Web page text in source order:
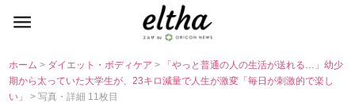
ホーム> ダイエット・ボディケア>
「やっと普通の人の生活が送れる…」幼少
期から太っていた大学生が、23キロ減量で人生が激変「毎日が刺激的で楽し
い」> 写真・詳細 11枚目